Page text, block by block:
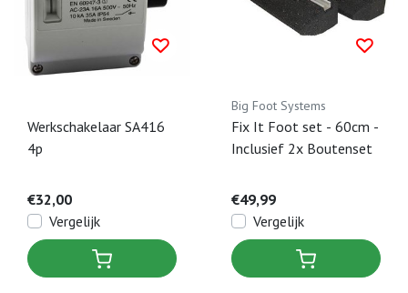
Werkschakelaar SA416
4p
€32,00
Vergelijk
Big Foot Systems
Fix It Foot set - 60cm -
Inclusief 2x Boutenset
€49,99
Vergelijk